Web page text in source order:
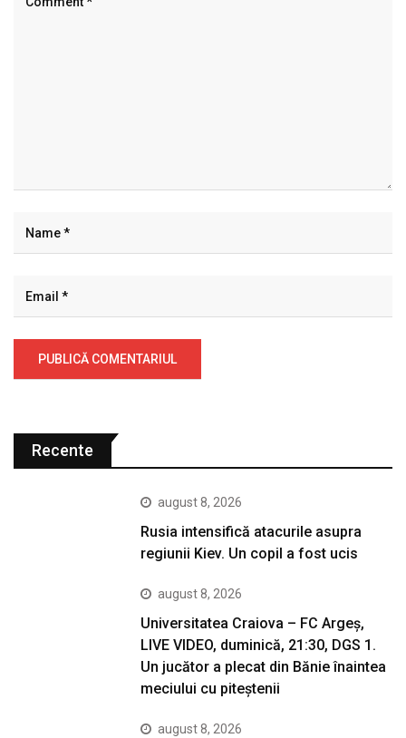
Recente
august 8, 2026
Rusia intensifică atacurile asupra
regiunii Kiev. Un copil a fost ucis
august 8, 2026
Universitatea Craiova – FC Argeș,
LIVE VIDEO, duminică, 21:30, DGS 1.
Un jucător a plecat din Bănie înaintea
meciului cu piteștenii
august 8, 2026